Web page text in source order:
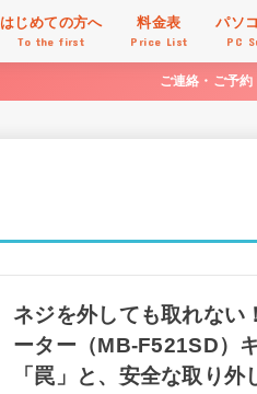
はじめての方へ
To the first
料金表
Price List
パソ
PC
ご連絡・ご予
ネジを外しても取れない
ーター（MB-F521SD）
「罠」と、安全な取り外